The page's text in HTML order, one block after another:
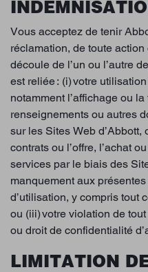
Vous acceptez de tenir
réclamation, de toute
découle de l’un ou l’autre
est reliée : (i) votre
notamment l’affichage ou
renseignements ou autres
sur les Sites Web
contrats ou l’offre, l’achat
services par le biais des
manquement aux
d’utilisation, y compris tout
ou (iii) votre violation de
ou droit de confidentialité
LIMITATION